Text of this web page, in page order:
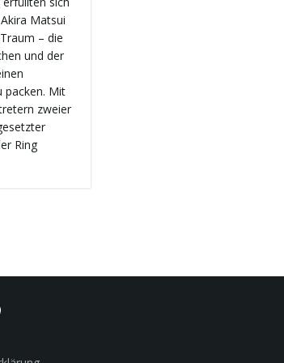
Matsui
– die
und der
packen. Mit
zweier
Ring